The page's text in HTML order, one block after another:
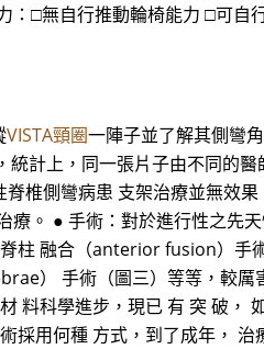
：□無自行推動輪椅能力 □可自
VISTA頸圈一陣子並了解其側彎
計上，同一張片子由不同的醫
椎側彎病患 支架治療並無效
。 ● 手術：對於進行性之先天
柱 融合（anterior fusion）手
） 手術（圖三）等等，較厲
料科學進步，現已 有 突 破，
採用何種 方式，到了成年， 治